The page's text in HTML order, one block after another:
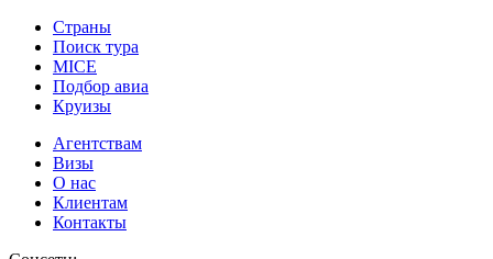
Страны
Поиск тура
MICE
Подбор авиа
Круизы
Агентствам
Визы
О нас
Клиентам
Контакты